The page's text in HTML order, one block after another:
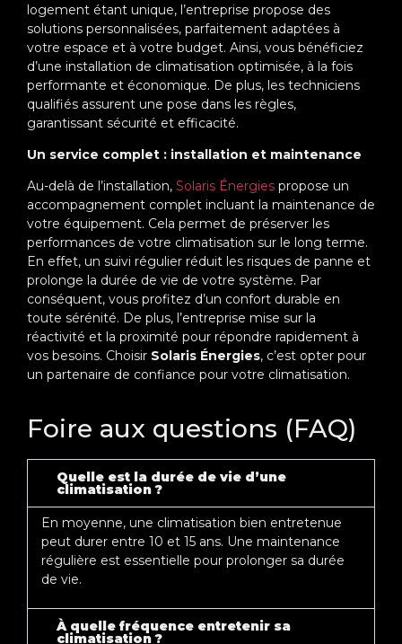
logement étant unique, l’entreprise propose des
solutions personnalisées, parfaitement adaptées à
votre espace et à votre budget. Ainsi, vous bénéficiez
d’une installation de climatisation optimisée, à la fois
performante et économique. De plus, les techniciens
qualifiés assurent une pose dans les règles,
garantissant sécurité et efficacité.
Un service complet : installation et maintenance
Au-delà de l’installation, Solaris Énergies propose un
accompagnement complet incluant la maintenance de
votre équipement. Cela permet de préserver les
performances de votre climatisation sur le long terme.
En effet, un suivi régulier réduit les risques de panne et
prolonge la durée de vie de votre système. Par
conséquent, vous profitez d’un confort durable en
toute sérénité. De plus, l’entreprise mise sur la
réactivité et la proximité pour répondre rapidement à
vos besoins. Choisir Solaris Énergies, c’est opter pour
un partenaire de confiance pour votre climatisation.
Foire aux questions (FAQ)
Quelle est la durée de vie d’une
climatisation ?
En moyenne, une climatisation bien entretenue
peut durer entre 10 et 15 ans. Une maintenance
régulière est essentielle pour prolonger sa durée
de vie.
À quelle fréquence entretenir sa
climatisation ?